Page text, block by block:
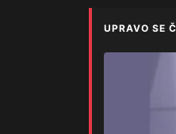
UPRAVO SE